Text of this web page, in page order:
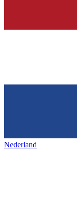
Nederland